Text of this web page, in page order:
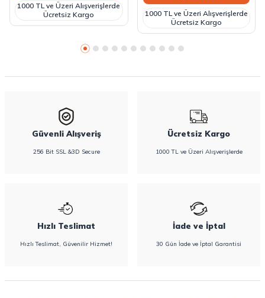
1000 TL ve Üzeri Alışverişlerde
Ücretsiz Kargo
1000 TL ve Üzeri Alışverişlerde
Ücretsiz Kargo
Güvenli Alışveriş
256 Bit SSL &3D Secure
Ücretsiz Kargo
1000 TL ve Üzeri Alışverişlerde
Hızlı Teslimat
Hızlı Teslimat, Güvenilir Hizmet!
İade ve İptal
30 Gün İade ve İptal Garantisi